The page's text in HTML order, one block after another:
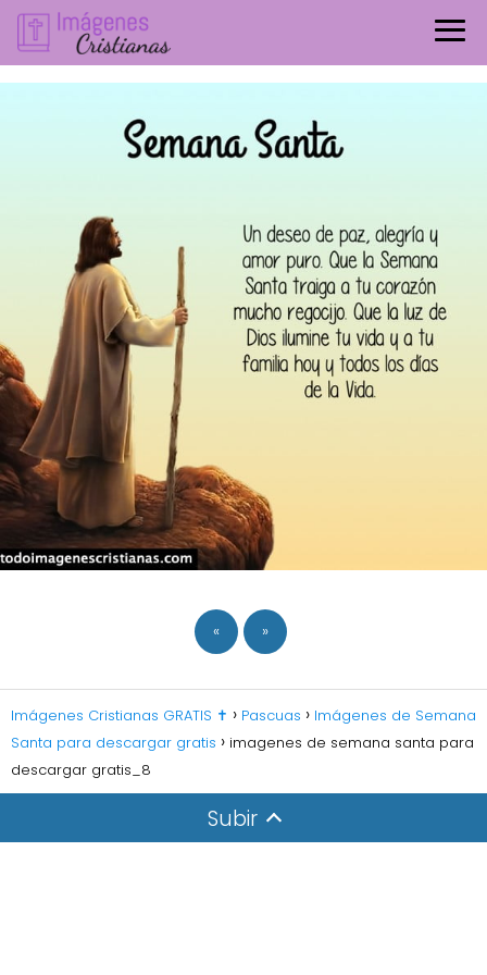
« »
Imágenes Cristianas GRATIS ✝️ Pascuas
Imágenes de Semana
Santa para descargar gratis
imagenes de semana santa para
descargar gratis_8
Subir